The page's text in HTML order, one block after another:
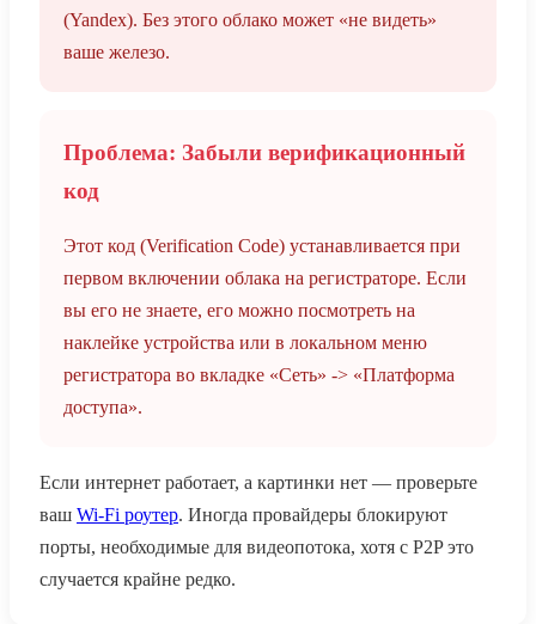
(Yandex). Без этого облако может «не видеть»
ваше железо.
Проблема: Забыли верификационный
код
Этот код (Verification Code) устанавливается при
первом включении облака на регистраторе. Если
вы его не знаете, его можно посмотреть на
наклейке устройства или в локальном меню
регистратора во вкладке «Сеть» -> «Платформа
доступа».
Если интернет работает, а картинки нет — проверьте
ваш Wi-Fi роутер. Иногда провайдеры блокируют
порты, необходимые для видеопотока, хотя с P2P это
случается крайне редко.